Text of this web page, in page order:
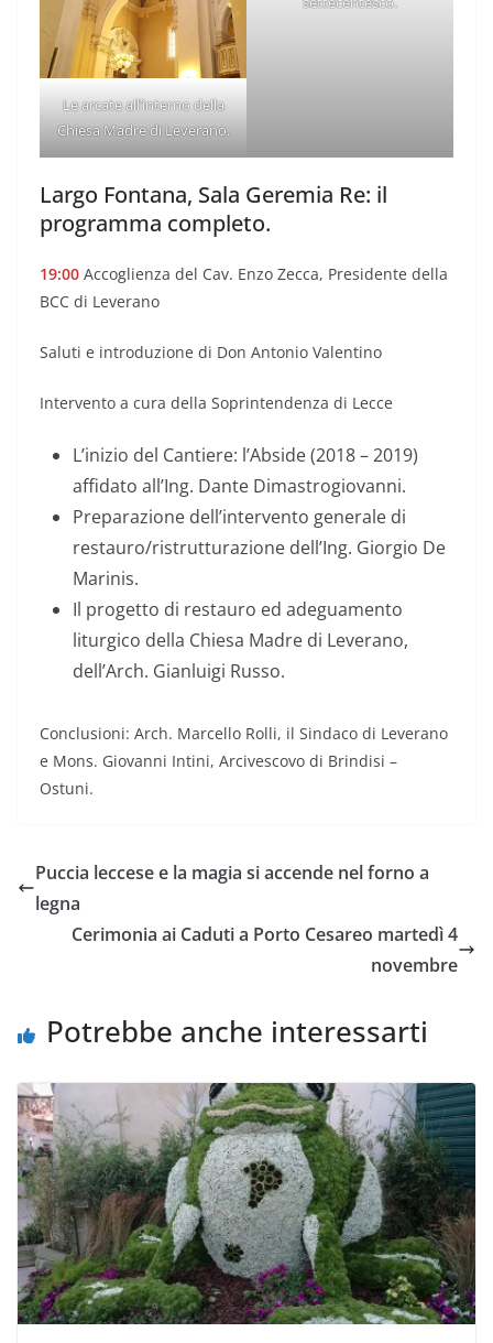
Le arcate all’interno della
Chiesa Madre di Leverano.
Largo Fontana, Sala Geremia Re: il
programma completo.
19:00 Accoglienza del Cav. Enzo Zecca, Presidente della
BCC di Leverano
Saluti e introduzione di Don Antonio Valentino
Intervento a cura della Soprintendenza di Lecce
L’inizio del Cantiere: l’Abside (2018 – 2019)
affidato all’Ing. Dante Dimastrogiovanni.
Preparazione dell’intervento generale di
restauro/ristrutturazione dell’Ing. Giorgio De
Marinis.
Il progetto di restauro ed adeguamento
liturgico della Chiesa Madre di Leverano,
dell’Arch. Gianluigi Russo.
Conclusioni: Arch. Marcello Rolli, il Sindaco di Leverano
e Mons. Giovanni Intini, Arcivescovo di Brindisi –
Ostuni.
Puccia leccese e la magia si accende nel forno a
legna
Cerimonia ai Caduti a Porto Cesareo martedì 4
novembre
Potrebbe anche interessarti